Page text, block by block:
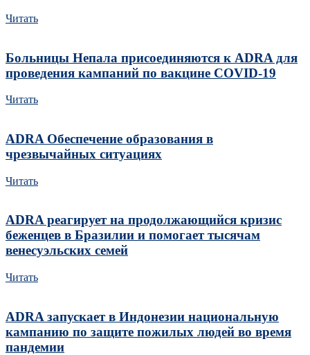
Читать
Больницы Непала присоединяются к ADRA для
проведения кампаний по вакцине COVID-19
Читать
ADRA Обеспечение образования в
чрезвычайных ситуациях
Читать
ADRA реагирует на продолжающийся кризис
беженцев в Бразилии и помогает тысячам
венесуэльских семей
Читать
ADRA запускает в Индонезии национальную
кампанию по защите пожилых людей во время
пандемии